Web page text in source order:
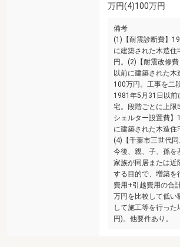
万円(4)100万円
備考
(1)【耐震診断費】
に建築された木造住
円。(2)【耐震改修
以前に建築された木
100万円。工事を二
1981年5月31日以前
宅。段階ごとに上限
シェルター設置費
に建築された木造住
(4)【千葉市三世代同
今後、親、子、孫を
家族が同居または
する目的で、増築を
費用+引越費用の合
万円を比較して低い
して施工等を行っ
円)。他要件あり。